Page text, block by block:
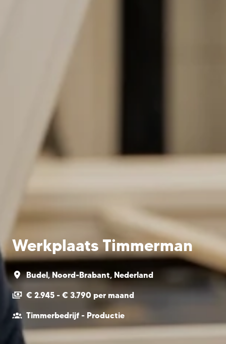
Werkplaats Timmerman
Budel, Noord-Brabant, Nederland
€ 2.945 - € 3.790 per maand
Timmerbedrijf - Productie